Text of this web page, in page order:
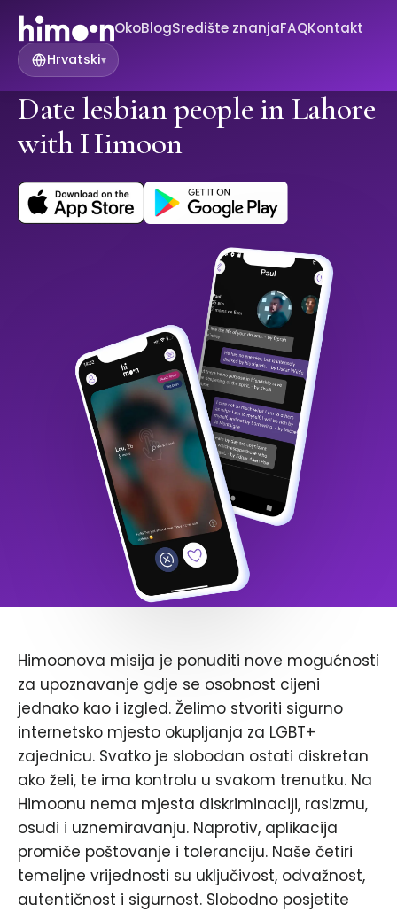
OkoBlogSredište znanjaFAQKontakt
Hrvatski▾
Date lesbian people in Lahore
with Himoon
Himoonova misija je ponuditi nove mogućnosti
za upoznavanje gdje se osobnost cijeni
jednako kao i izgled. Želimo stvoriti sigurno
internetsko mjesto okupljanja za LGBT+
zajednicu. Svatko je slobodan ostati diskretan
ako želi, te ima kontrolu u svakom trenutku. Na
Himoonu nema mjesta diskriminaciji, rasizmu,
osudi i uznemiravanju. Naprotiv, aplikacija
promiče poštovanje i toleranciju. Naše četiri
temeljne vrijednosti su uključivost, odvažnost,
autentičnost i sigurnost. Slobodno posjetite